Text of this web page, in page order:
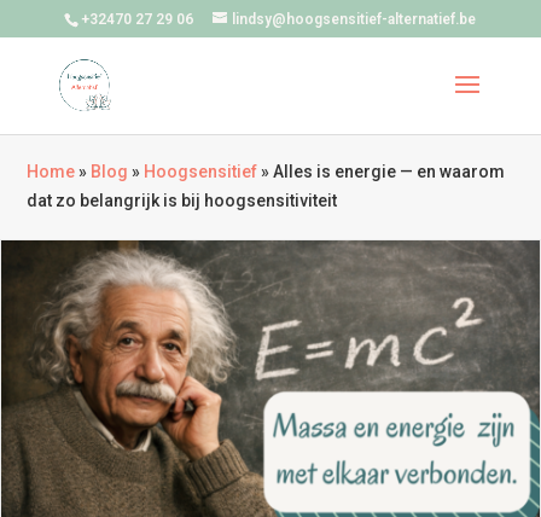
+32470 27 29 06 lindsy@hoogsensitief-alternatief.be
Home» Blog » Hoogsensitief»Alles is energie — en waarom
dat zo belangrijk is bij hoogsensitiviteit